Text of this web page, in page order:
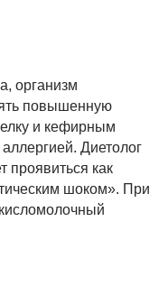
организм
повышенную
и кефирным
Диетолог
проявиться как
шоком». При